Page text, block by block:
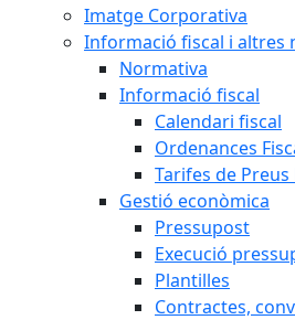
Imatge Corporativa
Informació fiscal i altres
Normativa
Informació fiscal
Calendari fiscal
Ordenances
Tarifes de Preus
Gestió econòmica
Pressupost
Execució
Plantilles
Contractes,